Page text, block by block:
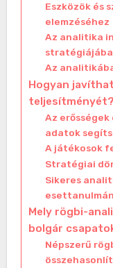
Eszközök és
elemzéséhez
Az analitika
stratégiájába
Az
Hogyan
teljesítményét?
Az
adatok
A játékosok
Stratégiai
Sikeres
Mely rögbi-
bolgár
Népszerű